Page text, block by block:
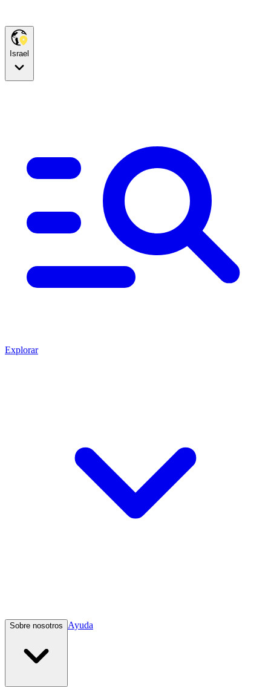
Israel
Explorar
Sobre nosotros Ayuda